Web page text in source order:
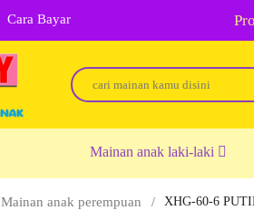
Cara Bayar
Mainan anak laki-laki
Mainan anak perempuan XHG-60-6